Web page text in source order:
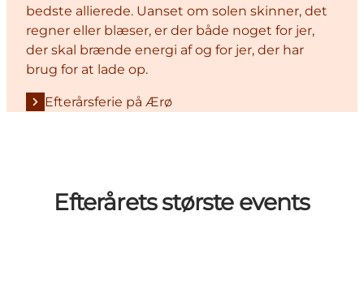
bedste allierede. Uanset om solen skinner, det
regner eller blæser, er der både noget for jer,
der skal brænde energi af og for jer, der har
brug for at lade op.
Efterårsferie på Ærø
Efterårets største events